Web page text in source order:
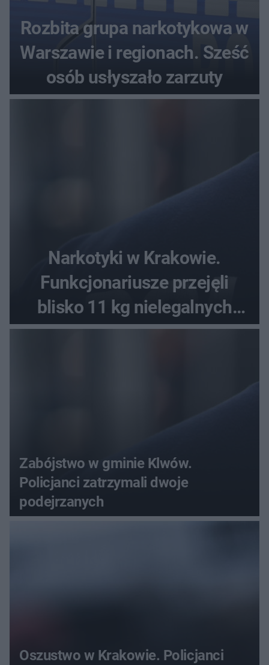
Rozbita grupa narkotykowa w
Warszawie i regionach. Sześć
osób usłyszało zarzuty
Narkotyki w Krakowie.
Funkcjonariusze przejęli
blisko 11 kg nielegalnych
substancji
Zabójstwo w gminie Klwów.
Policjanci zatrzymali dwoje
podejrzanych
Oszustwo w Krakowie. Policjanci